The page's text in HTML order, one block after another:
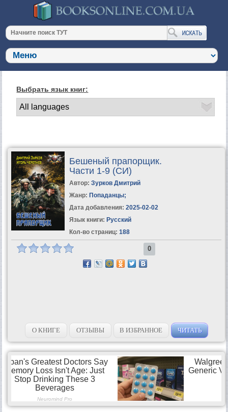
Выбрать язык книг:
Бешеный прапорщик.
Части 1-9 (СИ)
Автор: Зурков Дмитрий
Жанр: Попаданцы;
Дата добавления: 2025-02-02
Язык книги: Русский
Кол-во страниц: 188
0
О КНИГЕ ОТЗЫВЫ В ИЗБРАННОЕ ЧИТАТЬ